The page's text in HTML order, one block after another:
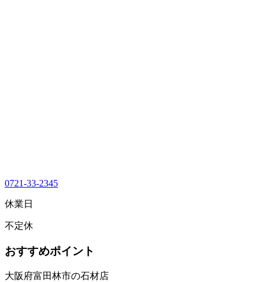
0721-33-2345
休業日
不定休
おすすめポイント
大阪府富田林市の石材店